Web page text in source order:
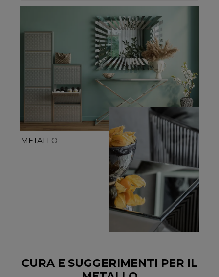
METALLO
CURA E SUGGERIMENTI PER IL